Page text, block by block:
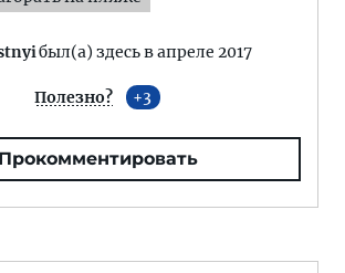
был(а) здесь в апреле 2017
Полезно? 3
Прокомментировать